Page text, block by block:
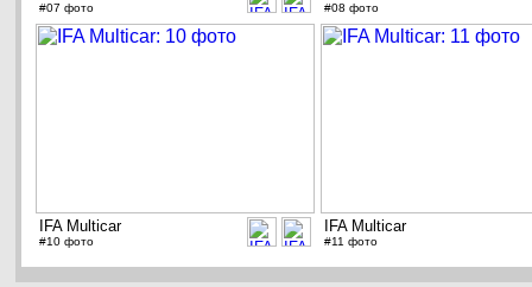
#07 фото #08 фото
IFA Multicar
#10 фото
IFA Multicar
#11 фото